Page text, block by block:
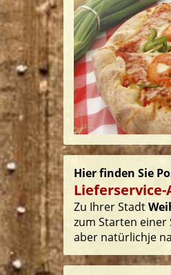
Hier finden Sie
Zu Ihrer Stadt
zum Starten einer
aber natürlichje